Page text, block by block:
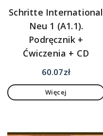
Schritte International
Neu 1 (A1.1).
Podręcznik +
Ćwiczenia + CD
60.07zł
Więcej